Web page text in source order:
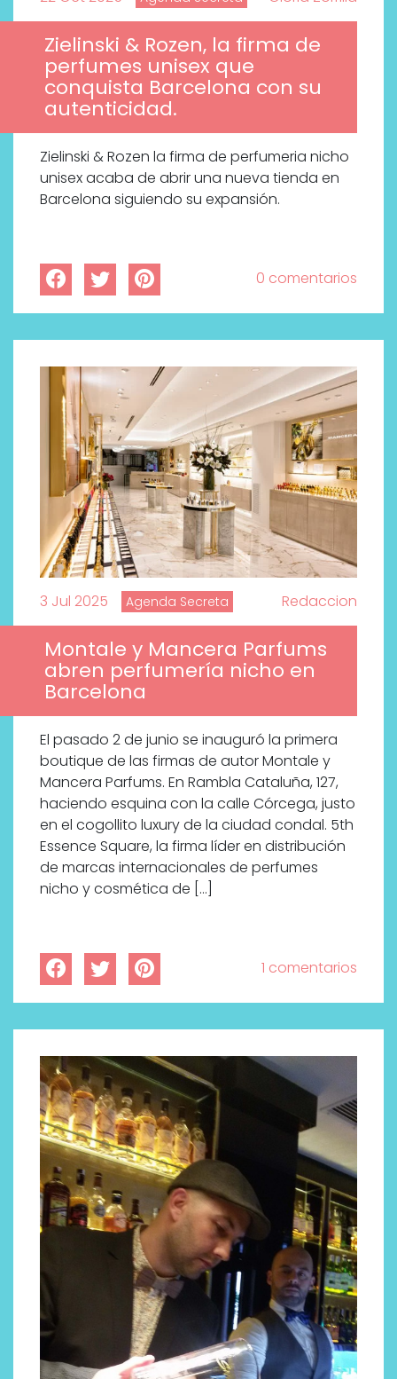
Zielinski & Rozen, la firma de
perfumes unisex que
conquista Barcelona con su
autenticidad.
Zielinski & Rozen la firma de perfumeria nicho
unisex acaba de abrir una nueva tienda en
Barcelona siguiendo su expansión.
0 comentarios
3 Jul 2025 Agenda Secreta Redaccion
Montale y Mancera Parfums
abren perfumería nicho en
Barcelona
El pasado 2 de junio se inauguró la primera
boutique de las firmas de autor Montale y
Mancera Parfums. En Rambla Cataluña, 127,
haciendo esquina con la calle Córcega, justo
en el cogollito luxury de la ciudad condal. 5th
Essence Square, la firma líder en distribución
de marcas internacionales de perfumes
nicho y cosmética de […]
1 comentarios